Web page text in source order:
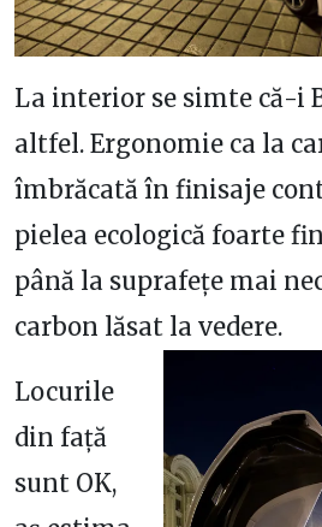
La interior se simte că-i
altfel. Ergonomie ca la
îmbrăcată în finisaje
pielea ecologică foarte
până la suprafețe mai
carbon lăsat la vedere.
Locurile
din față
sunt OK,